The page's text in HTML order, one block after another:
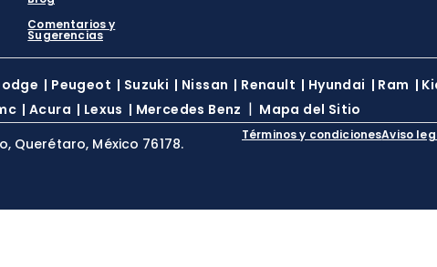
Comentarios y
Sugerencias
| Peugeot | Suzuki | Nissan | Renault | Hyundai | Ram |
| Acura | Lexus | Mercedes Benz | Mapa del Sitio
Querétaro, México 76178.
Términos y condicionesAviso